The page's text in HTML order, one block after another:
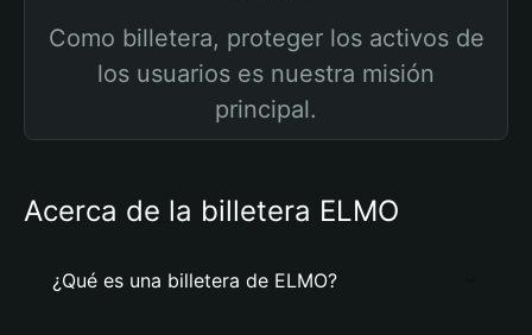
Como billetera, proteger los activos de
los usuarios es nuestra misión
principal.
Acerca de la billetera ELMO
¿Qué es una billetera de ELMO?